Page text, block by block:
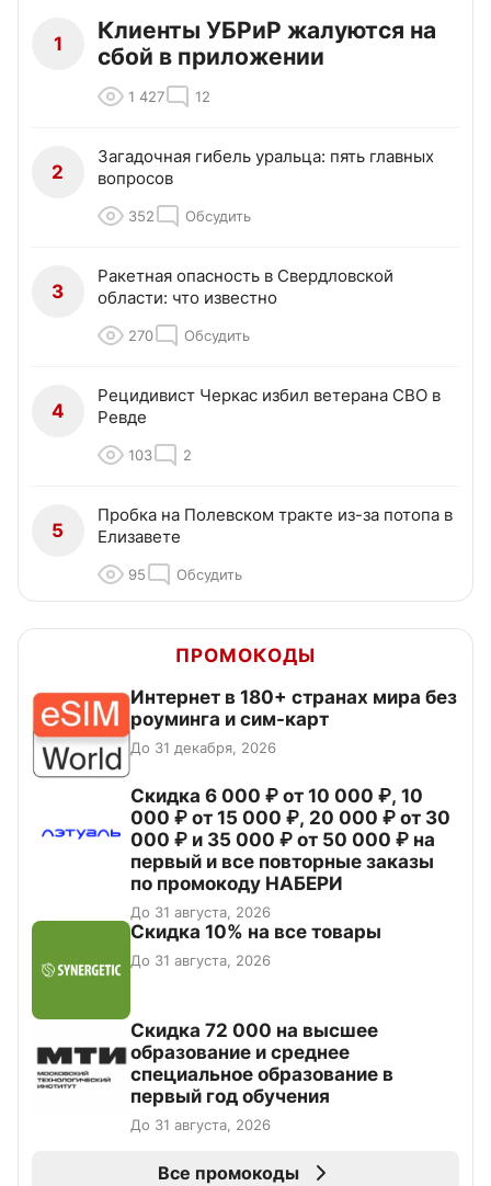
1
Клиенты УБРиР жалуются на
сбой в приложении
1 427 12
2
Загадочная гибель уральца: пять главных
вопросов
352 Обсудить
3
Ракетная опасность в Свердловской
области: что известно
270 Обсудить
4
Рецидивист Черкас избил ветерана СВО в
Ревде
103 2
5
Пробка на Полевском тракте из-за потопа в
Елизавете
95 Обсудить
ПРОМОКОДЫ
Интернет в 180+ странах мира без
роуминга и сим-карт
До 31 декабря, 2026
Скидка 6 000 ₽ от 10 000 ₽, 10
000 ₽ от 15 000 ₽, 20 000 ₽ от 30
000 ₽ и 35 000 ₽ от 50 000 ₽ на
первый и все повторные заказы
по промокоду НАБЕРИ
До 31 августа, 2026
Скидка 10% на все товары
До 31 августа, 2026
Скидка 72 000 на высшее
образование и среднее
специальное образование в
первый год обучения
До 31 августа, 2026
Все промокоды